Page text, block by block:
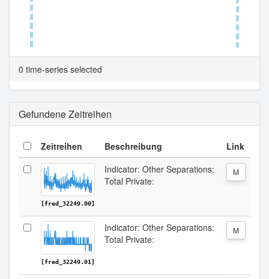
Tabellenansicht.
0 time-series selected
Gefundene Zeitreihen
Zeitreihen Beschreibung Link
[fred_32249.00]
Indicator: Other Separations:
Total Private:
M
[fred_32249.01]
Indicator: Other Separations:
Total Private:
M